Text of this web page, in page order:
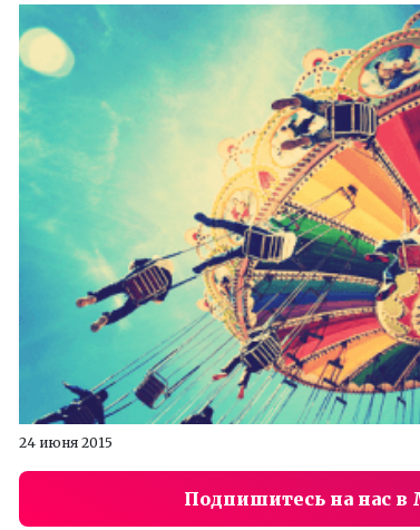
24 июня 2015
Подпишитесь на нас в